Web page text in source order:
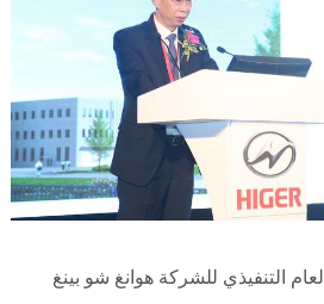
التنفيذي للشركة هوانغ شو بينغ